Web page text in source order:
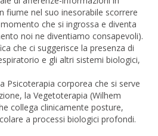
fiume nel suo inesorabile scorrere
che si ingrossa e diventa
noi ne diventiamo consapevoli).
che ci suggerisce la presenza di
e gli altri sistemi biologici,
Psicoterapia corporea che si serve
la Vegetoterapia (Wilhem
collega clinicamente posture,
a processi biologici profondi.